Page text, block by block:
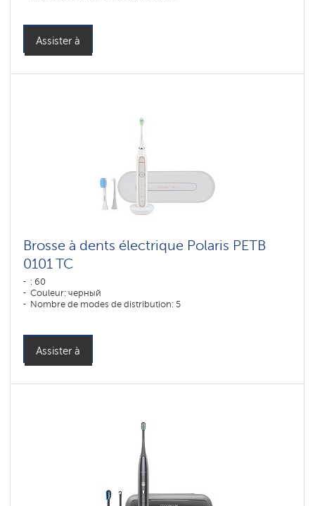
Assister à
Brosse à dents électrique Polaris PETB
0101 TC
: 60
Couleur: черный
Nombre de modes de distribution: 5
Assister à